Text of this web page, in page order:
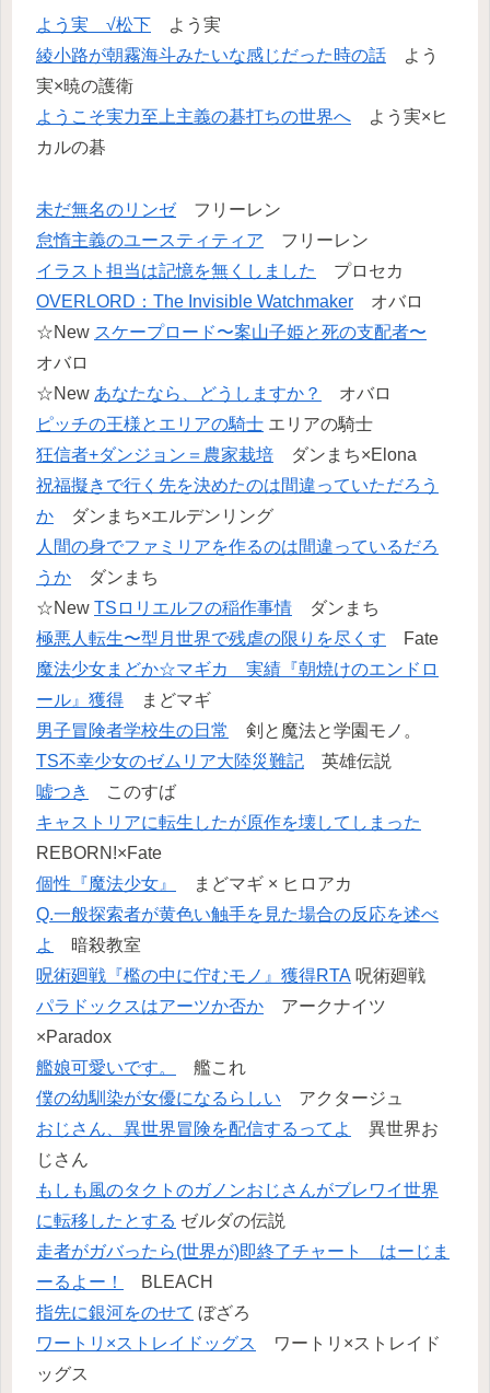
よう実 √松下 よう実
綾小路が朝霧海斗みたいな感じだった時の話 よう
実×暁の護衛
ようこそ実力至上主義の碁打ちの世界へ よう実×ヒ
カルの碁
未だ無名のリンゼフリーレン
怠惰主義のユースティティア フリーレン
イラスト担当は記憶を無くしました
プロセカ
OVERLORD：The Invisible Watchmaker オバロ
☆New スケープロード〜案山子姫と死の支配者〜
オバロ
☆New あなたなら、どうしますか？
オバロ
ピッチの王様とエリアの騎士 エリアの騎士
狂信者+ダンジョン＝農家栽培 ダンまち×Elona
祝福擬きで行く先を決めたのは間違っていただろう
か ダンまち×エルデンリング
人間の身でファミリアを作るのは間違っているだろ
うか ダンまち
☆New TSロリエルフの稲作事情 ダンまち
極悪人転生〜型月世界で残虐の限りを尽くす Fate
魔法少女まどか☆マギカ 実績『朝焼けのエンドロ
ール』獲得 まどマギ
男子冒険者学校生の日常
剣と魔法と学園モノ。
TS不幸少女のゼムリア大陸災難記 英雄伝説
嘘つき
このすば
キャストリアに転生したが原作を壊してしまった
REBORN!×Fate
個性『魔法少女』
まどマギ × ヒロアカ
Q.一般探索者が黄色い触手を見た場合の反応を述べ
よ
暗殺教室
呪術廻戦『檻の中に佇むモノ』獲得RTA 呪術廻戦
パラドックスはアーツか否か アークナイツ
×Paradox
艦娘可愛いです。
艦これ
僕の幼馴染が女優になるらしい アクタージュ
おじさん、異世界冒険を配信するってよ
異世界お
じさん
もしも風のタクトのガノンおじさんがブレワイ世界
に転移したとする ゼルダの伝説
走者がガバったら(世界が)即終了チャート はーじま
ーるよー！
BLEACH
指先に銀河をのせて ぼざろ
ワートリ×ストレイドッグス
ワートリ×ストレイド
ッグス